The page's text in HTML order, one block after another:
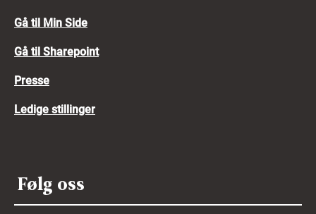
Gå til Min Side
Gå til Sharepoint
Presse
Ledige stillinger
Følg oss